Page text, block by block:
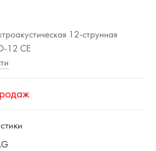
12-струнная
12 CE